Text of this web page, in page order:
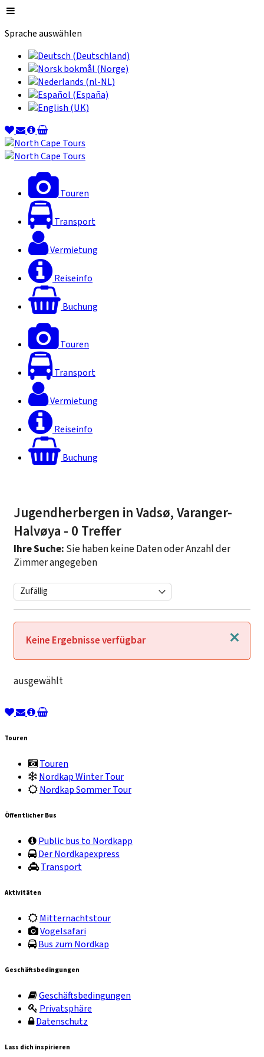
Sprache auswählen
Touren
Transport
Vermietung
Reiseinfo
Buchung
Touren
Transport
Vermietung
Reiseinfo
Buchung
Jugendherbergen in Vadsø, Varanger-
Halvøya - 0 Treffer
Ihre Suche: Sie haben keine Daten oder Anzahl der
Zimmer angegeben
Schließen
Keine Ergebnisse verfügbar
ausgewählt
Touren
Touren
Nordkap Winter Tour
Nordkap Sommer Tour
Öffentlicher Bus
Public bus to Nordkapp
Der Nordkapexpress
Transport
Aktivitäten
Mitternachtstour
Vogelsafari
Bus zum Nordkap
Geschäftsbedingungen
Geschäftsbedingungen
Privatsphäre
Datenschutz
Lass dich inspirieren